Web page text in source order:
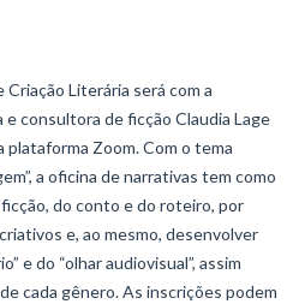
Literária será com a
consultora de ficção Claudia Lage
plataforma Zoom. Com o tema
a oficina de narrativas tem como
do conto e do roteiro, por
e, ao mesmo, desenvolver
e do “olhar audiovisual”, assim
cada gênero. As inscrições podem